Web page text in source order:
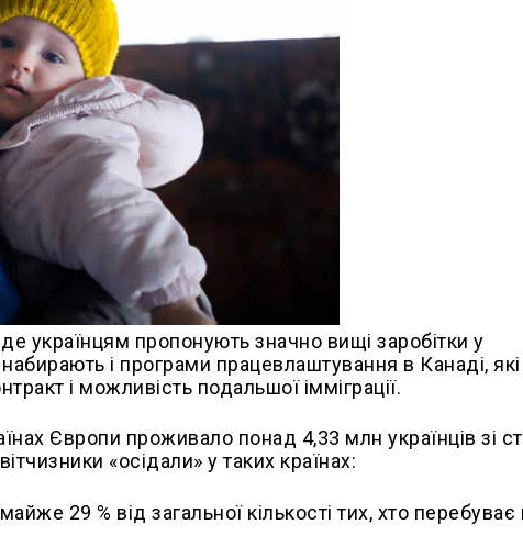
українцям пропонують значно вищі заробітки у
і програми працевлаштування в Канаді, які
і можливість подальшої імміграції.
Європи проживало понад 4,33 млн українців зі
«осідали» у таких країнах:
29 % від загальної кількості тих, хто перебуває